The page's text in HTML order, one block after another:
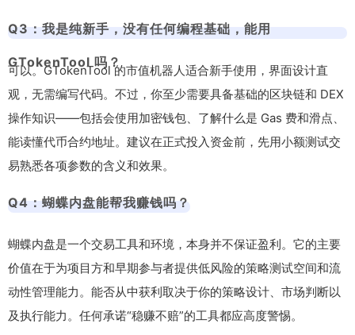
Q3：我是纯新手，没有任何编程基础，能用
GTokenTool 吗？
可以。GTokenTool 的市值机器人适合新手使用，界面设计直
观，无需编写代码。不过，你至少需要具备基础的区块链和 DEX
操作知识——包括会使用加密钱包、了解什么是 Gas 费和滑点、
能读懂代币合约地址。建议在正式投入资金前，先用小额测试交
易熟悉各项参数的含义和效果。
Q4：蝴蝶内盘能帮我赚钱吗？
蝴蝶内盘是一个交易工具和环境，本身并不保证盈利。它的主要
价值在于为项目方和早期参与者提供低风险的策略测试空间和流
动性管理能力。能否从中获利取决于你的策略设计、市场判断以
及执行能力。任何承诺“稳赚不赔”的工具都应高度警惕。